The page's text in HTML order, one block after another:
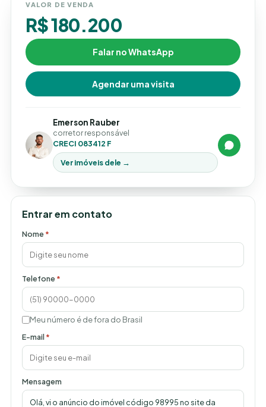
VALOR DE VENDA
R$ 180.200
Falar no WhatsApp
Agendar uma visita
Emerson Rauber
corretor responsável
CRECI 083412 F
Ver imóveis dele →
Entrar em contato
Nome*
Telefone*
Meu número é de fora do Brasil
E-mail*
Mensagem